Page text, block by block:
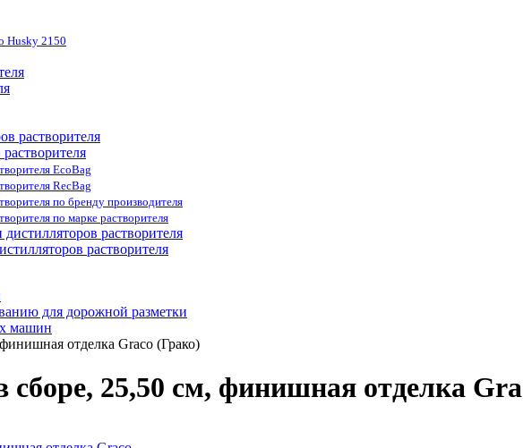
Husky 2150
EcoBag
RecBag
по бренду производителя
по марке растворителя
растворителя
для дорожной разметки
машин
отделка Graco (Грако)
сборе, 25,50 см, финишная отделка